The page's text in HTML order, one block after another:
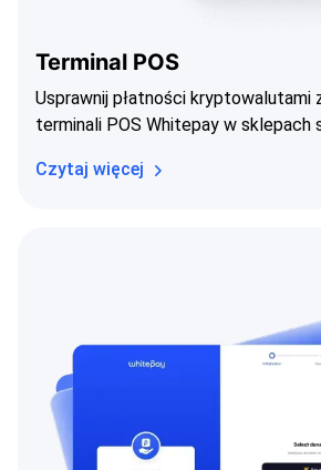
Terminal POS
Usprawnij płatności kryptowalutami
terminali POS Whitepay w sklepach
Czytaj więcej